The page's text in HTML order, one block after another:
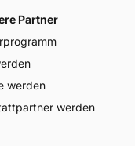
Partner
werden
werden